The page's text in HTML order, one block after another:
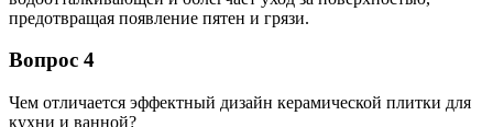
предотвращая появление пятен и грязи.
Вопрос 4
Чем отличается эффектный дизайн керамической плитки для
кухни и ванной?